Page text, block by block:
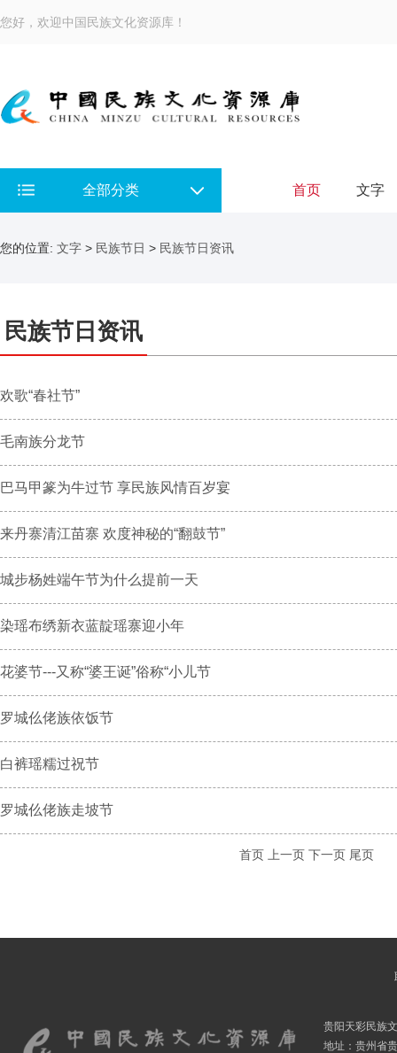
您好，欢迎中国民族文化资源库！
全部分类 首页 文字
您的位置: 文字 > 民族节日 > 民族节日资讯
民族节日资讯
欢歌“春社节”
毛南族分龙节
巴马甲篆为牛过节 享民族风情百岁宴
来丹寨清江苗寨 欢度神秘的“翻鼓节”
城步杨姓端午节为什么提前一天
染瑶布绣新衣蓝靛瑶寨迎小年
花婆节---又称“婆王诞”俗称“小儿节
罗城仫佬族依饭节
白裤瑶糯过祝节
罗城仫佬族走坡节
首页 上一页 下一页 尾页
贵阳天彩民族
地址：贵州省